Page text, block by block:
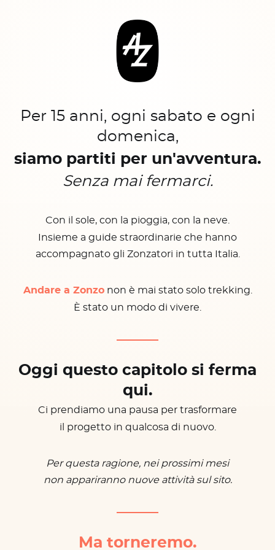
Per 15 anni, ogni sabato e ogni
domenica,
siamo partiti per un'avventura.
Senza mai fermarci.
Con il sole, con la pioggia, con la neve.
Insieme a guide straordinarie che hanno
accompagnato gli Zonzatori in tutta Italia.
Andare a Zonzonon è mai stato solo trekking.
È stato un modo di vivere.
Oggi questo capitolo si ferma
qui.
Ci prendiamo una pausa per trasformare
il progetto in qualcosa di nuovo.
Per questa ragione, nei prossimi mesi
non appariranno nuove attività sul sito.
Ma torneremo.